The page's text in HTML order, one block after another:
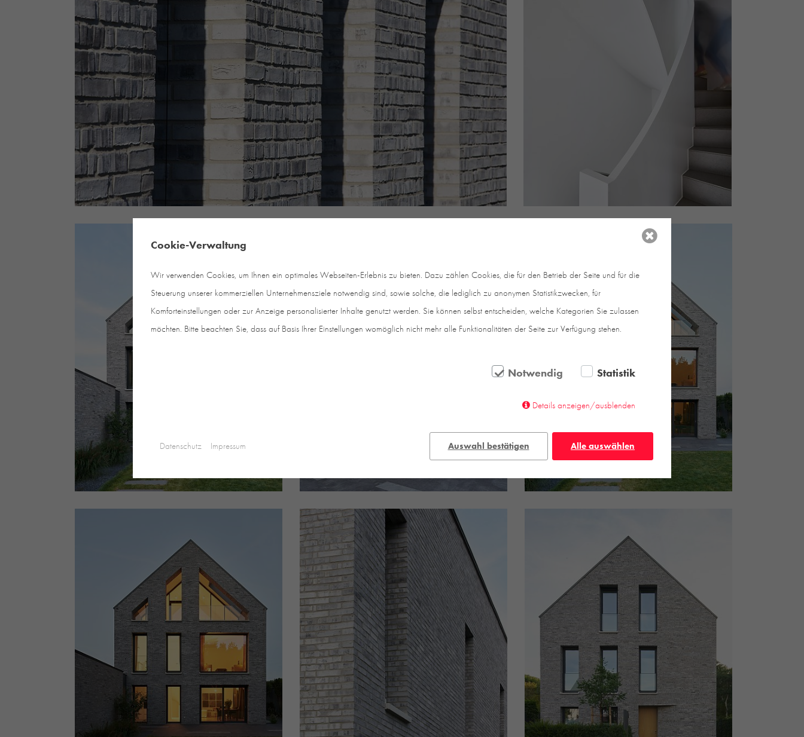
Cookie-Verwaltung
Wir verwenden Cookies, um Ihnen ein optimales Webseiten-Erlebnis zu bieten. Dazu zählen Cookies, die für den Betrieb der Seite und für die
Steuerung unserer kommerziellen Unternehmensziele notwendig sind, sowie solche, die lediglich zu anonymen Statistikzwecken, für
Komforteinstellungen oder zur Anzeige personalisierter Inhalte genutzt werden. Sie können selbst entscheiden, welche Kategorien Sie zulassen
möchten. Bitte beachten Sie, dass auf Basis Ihrer Einstellungen womöglich nicht mehr alle Funktionalitäten der Seite zur Verfügung stehen.
Notwendig Statistik
Details anzeigen/ausblenden
Auswahl bestätigen Alle auswählen
Datenschutz Impressum